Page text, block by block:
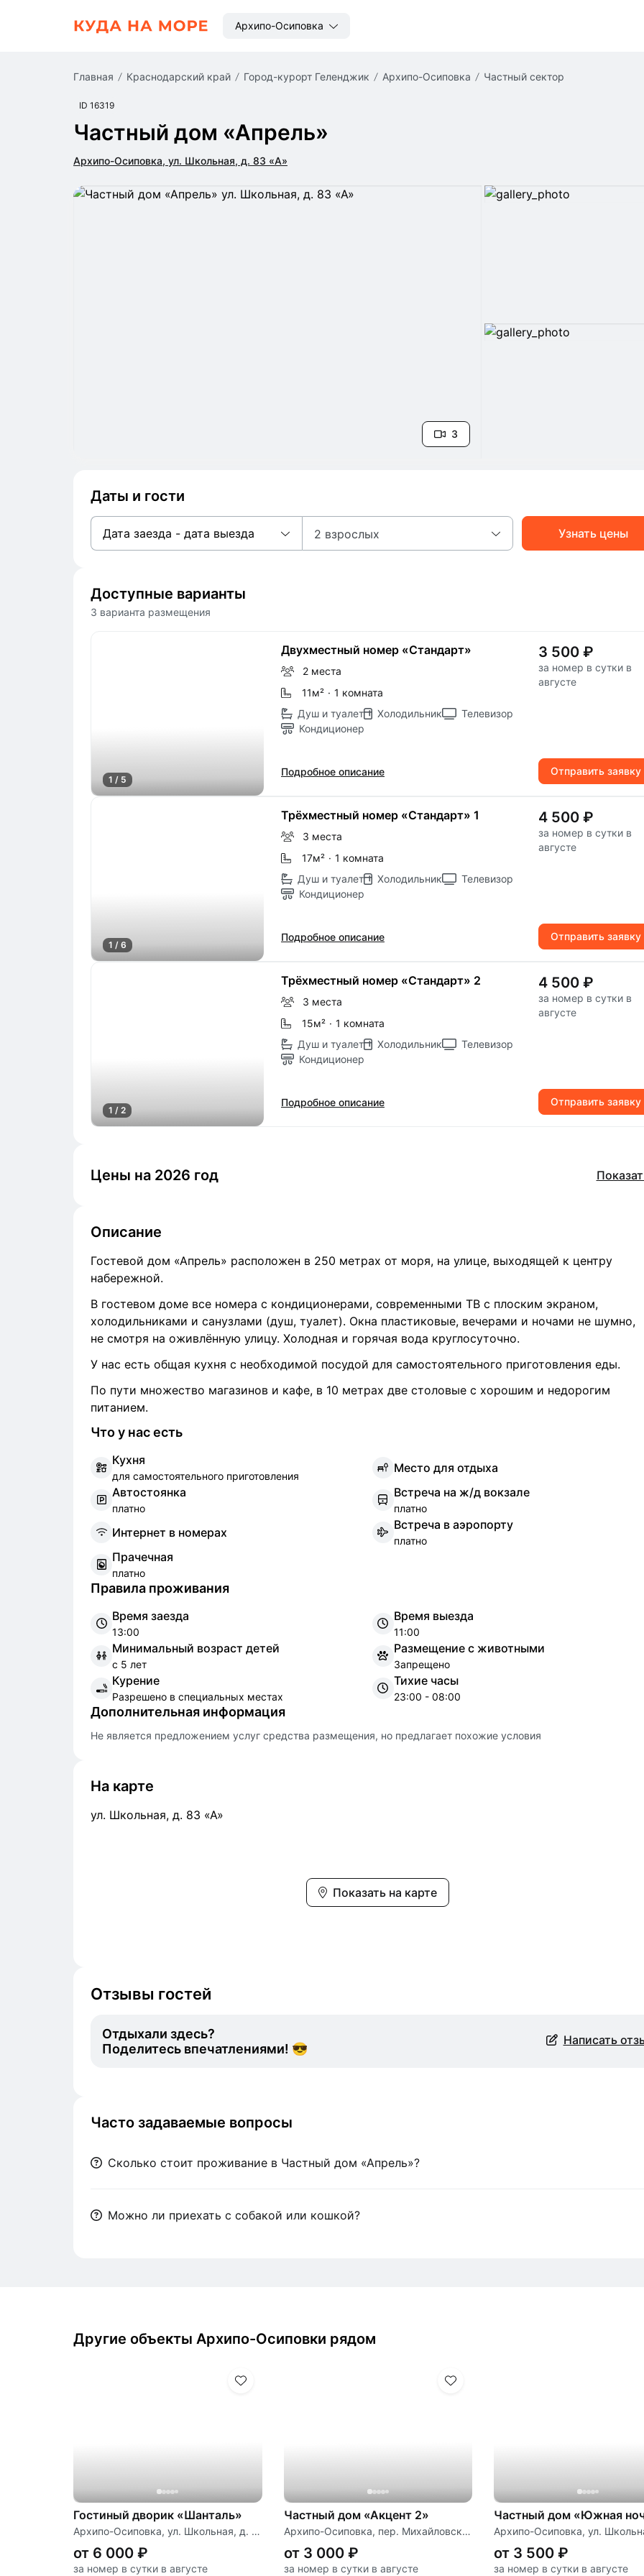
Архипо-Осиповка
Главная Краснодарский край Город-курорт Геленджик Архипо-Осиповка частный сектор
ID 16319
Частный дом «Апрель»
Архипо-Осиповка, ул. Школьная, д. 83 «А»
3
Даты и гости
Дата заезда - дата выезда 2 взрослых Узнать цены
Доступные варианты
3 варианта размещения
1 / 5
Двухместный номер «Стандарт»
2 места
11м² · 1 комната
Душ и туалет
Холодильник
Телевизор
Кондиционер
Подробное описание
3 500 ₽
за номер в сутки в
августе
Отправить заявку
1 / 6
Трёхместный номер «Стандарт» 1
3 места
17м² · 1 комната
Душ и туалет
Холодильник
Телевизор
Кондиционер
Подробное описание
4 500 ₽
за номер в сутки в
августе
Отправить заявку
1 / 2
Трёхместный номер «Стандарт» 2
3 места
15м² · 1 комната
Душ и туалет
Холодильник
Телевизор
Кондиционер
Подробное описание
4 500 ₽
за номер в сутки в
августе
Отправить заявку
Цены на 2026 год
Описание
Гостевой дом «Апрель» расположен в 250 метрах от моря, на улице, выходящей к центру
набережной.
В гостевом доме все номера с кондиционерами, современными ТВ с плоским экраном,
холодильниками и санузлами (душ, туалет). Окна пластиковые, вечерами и ночами не шумно,
не смотря на оживлённую улицу. Холодная и горячая вода круглосуточно.
У нас есть общая кухня с необходимой посудой для самостоятельного приготовления еды.
По пути множество магазинов и кафе, в 10 метрах две столовые с хорошим и недорогим
питанием.
Что у нас есть
Кухня
для самостоятельного приготовления
Место для отдыха
Автостоянка
платно
Встреча на ж/д вокзале
платно
Интернет в номерах
Встреча в аэропорту
платно
Прачечная
платно
Правила проживания
Время заезда
13:00
Время выезда
11:00
Минимальный возраст детей
с 5 лет
Размещение с животными
Запрещено
Курение
Разрешено в специальных местах
Тихие часы
23:00 - 08:00
Дополнительная информация
Не является предложением услуг средства размещения, но предлагает похожие условия
На карте
ул. Школьная, д. 83 «А»
Показать на карте
Отзывы гостей
Отдыхали здесь?
Поделитесь впечатлениями! 😎
Написать
Часто задаваемые вопросы
Сколько стоит проживание в Частный дом «Апрель»?
Можно ли приехать с собакой или кошкой?
Другие объекты Архипо-Осиповки рядом
Гостиный дворик «Шанталь»
Архипо-Осиповка, ул. Школьная, д. 77
от 6 000 ₽
за номер в сутки в августе
Частный дом «Акцент 2»
Архипо-Осиповка, пер. Михайловский, д. 5 «А»
от 3 000 ₽
за номер в сутки в августе
Частный дом «Южная
от 3 500 ₽
за номер в сутки в августе